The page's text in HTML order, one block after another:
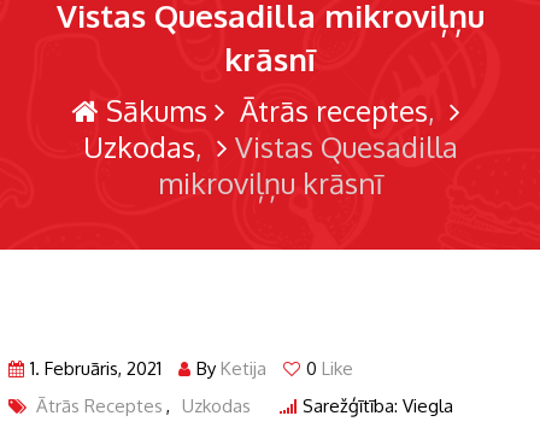
Vistas Quesadilla mikroviļņu
krāsnī
Sākums
Ātrās receptes
Uzkodas
Vistas Quesadilla
mikroviļņu krāsnī
1. Februāris, 2021 By Ketija 0 Like
Ātrās Receptes , Uzkodas Sarežģītība: Viegla